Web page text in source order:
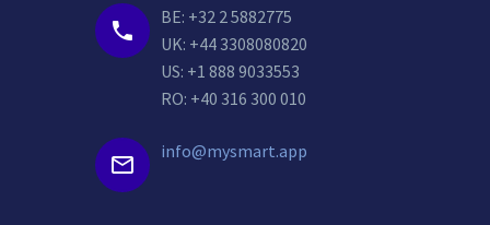


BE: +32 2 5882775
UK: +44 3308080820
US: +1 888 9033553
RO: +40 316 300 010


info@mysmart.app